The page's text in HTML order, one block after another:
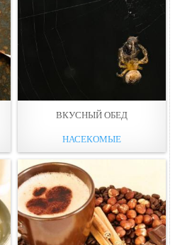
ВКУСНЫЙ ОБЕД
НАСЕКОМЫЕ